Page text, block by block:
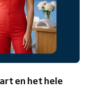
en het hele